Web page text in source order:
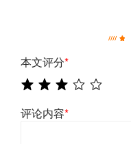
本文评分*
评论内容*